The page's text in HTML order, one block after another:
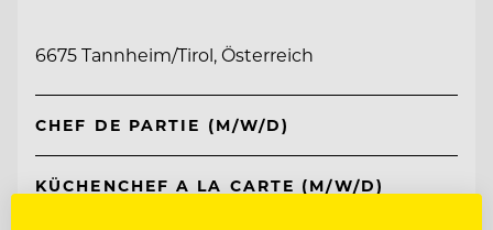
6675 Tannheim/Tirol, Österreich
CHEF DE PARTIE (M/W/D)
KÜCHENCHEF A LA CARTE (M/W/D)